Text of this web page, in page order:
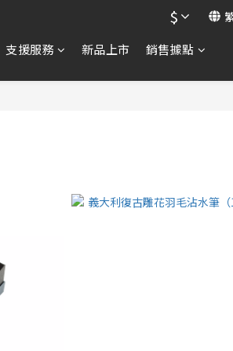
$
支援服務 新品上市 銷售據點